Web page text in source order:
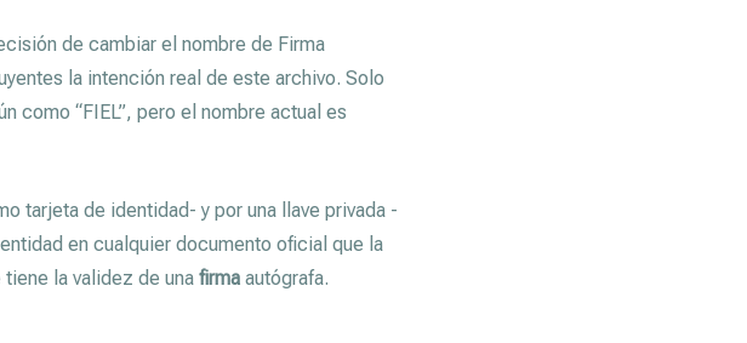
de cambiar el nombre de Firma
la intención real de este archivo. Solo
como “FIEL”, pero el nombre actual es
tarjeta de identidad- y por una llave privada -
en cualquier documento oficial que la
la validez de una firma autógrafa.